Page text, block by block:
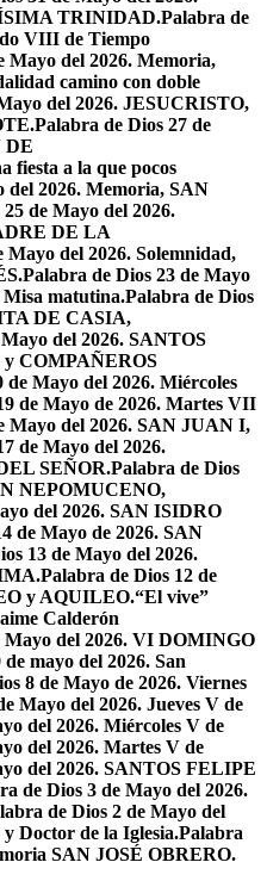
TRINIDAD.Palabra de
VIII de Tiempo
Mayo del 2026. Memoria,
camino con doble
del 2026. JESUCRISTO,
Palabra de Dios 27 de
DE
fiesta a la que pocos
del 2026. Memoria, SAN
de Mayo del 2026.
DE LA
Mayo del 2026. Solemnidad,
Palabra de Dios 23 de Mayo
Misa matutina.Palabra de Dios
DE CASIA,
del 2026. SANTOS
COMPAÑEROS
de Mayo del 2026. Miércoles
de Mayo de 2026. Martes VII
Mayo del 2026. SAN JUAN I,
de Mayo del 2026.
SEÑOR.Palabra de Dios
NEPOMUCENO,
del 2026. SAN ISIDRO
de Mayo de 2026. SAN
13 de Mayo del 2026.
Palabra de Dios 12 de
y AQUILEO.“El vive”
Calderón
Mayo del 2026. VI DOMINGO
mayo del 2026. San
8 de Mayo de 2026. Viernes
Mayo del 2026. Jueves V de
del 2026. Miércoles V de
del 2026. Martes V de
del 2026. SANTOS FELIPE
de Dios 3 de Mayo del 2026.
de Dios 2 de Mayo del
Doctor de la Iglesia.Palabra
SAN JOSÉ OBRERO.